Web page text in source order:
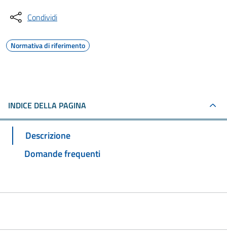
Condividi
Normativa di riferimento
INDICE DELLA PAGINA
Descrizione
Domande frequenti